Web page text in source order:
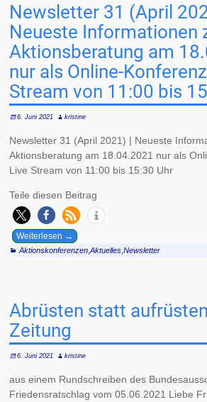
Newsletter 31 (April
Neueste Informationen
Aktionsberatung am
nur als Online-
Stream von 11:00 bis
6. Juni 2021 kristine
Newsletter 31 (April 2021) | Neueste
Aktionsberatung am 18.04.2021 nur als
Live Stream von 11:00 bis 15:30 Uhr
Teile diesen Beitrag
Weiterlesen →
Aktionskonferenzen, Aktuelles, Newsletter
Abrüsten statt
Zeitung
6. Juni 2021 kristine
aus einem Rundschreiben des
Friedensratschlag vom 05.06.2021 Liebe